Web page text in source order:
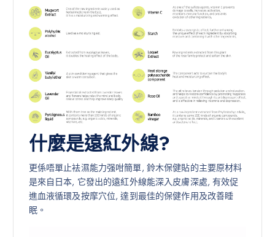
什麼是遠紅外線?
更係唔單止袪濕能力强咁簡單, 鈴木保健貼的主要原材料
是來自日本, 它發出的遠紅外線能深入皮膚深處, 有效促
進血液循環及按摩穴位, 達到最佳的保健作用及改善睡
眠。